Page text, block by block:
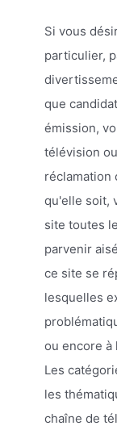
Si vous
particulier,
que
émission,
télévision
réclamation
qu'elle soit,
site toutes
parvenir
ce site se
lesquelles
ou encore à
Les
les
chaîne de